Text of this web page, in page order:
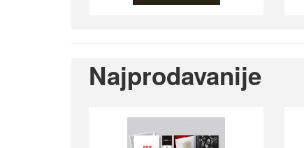
Najprodavanije